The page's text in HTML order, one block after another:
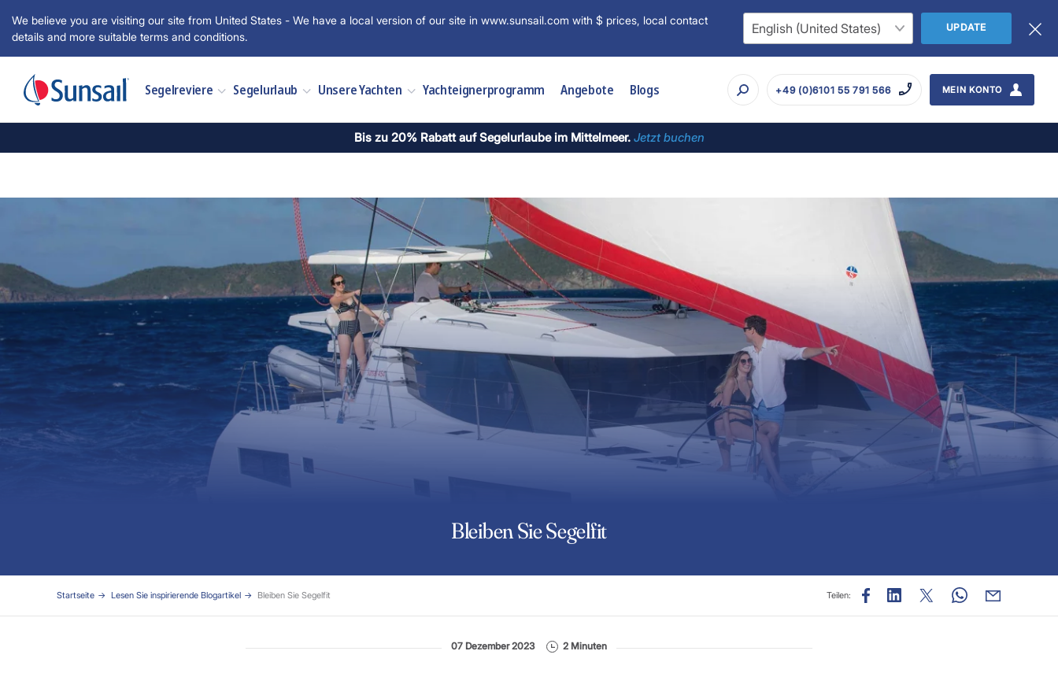
We believe you are visiting our site from United States - We have a local version of our site in www.sunsail.com with $ prices, local contact
details and more suitable terms and conditions.
UPDATE
Segelreviere Segelurlaub Unsere Yachten Yachteignerprogramm Angebote Blogs +49 (0)6101 55 791 566 MEIN KONTO
Bis zu 20% Rabatt auf Segelurlaube im Mittelmeer. Jetzt buchen
Bleiben Sie Segelfit
Startseite Lesen Sie inspirierende Blogartikel Bleiben Sie Segelfit Teilen:
07 Dezember 2023 2 Minuten